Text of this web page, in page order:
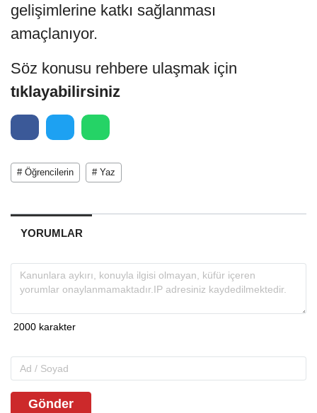
gelişimlerine katkı sağlanması
amaçlanıyor.
Söz konusu rehbere ulaşmak için
tıklayabilirsiniz
# Öğrencilerin # Yaz
YORUMLAR
Gönder